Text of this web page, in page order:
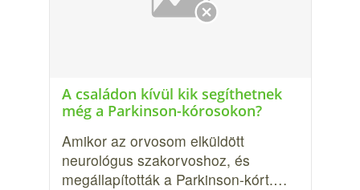
A családon kívül kik segíthetnek
még a Parkinson-kórosokon?
Amikor az orvosom elküldött
neurológus szakor­voshoz, és
megállapították a Parkinson-kórt.…